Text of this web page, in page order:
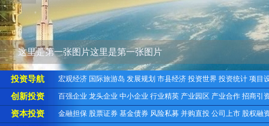
这里是第一张图片这里是第一张图片
投资导航 宏观经济 国际旅游岛 发展规划 市县经济 投资世界 投资统计 项目
创新投资 百强企业 龙头企业 中小企业 行业精英 产业园区 产业合作 招商引
资本投资 金融担保 股票证券 基金债券 风险私募 并购直投 公司上市 股权融